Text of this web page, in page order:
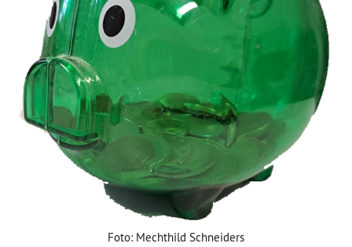
Foto: Mechthild Schneiders